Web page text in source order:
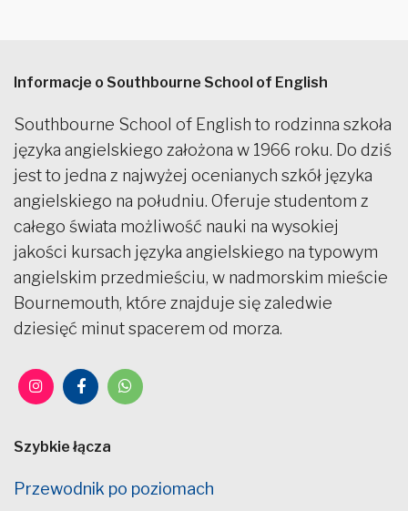
Informacje o Southbourne School of English
Southbourne School of English to rodzinna szkoła
języka angielskiego założona w 1966 roku. Do dziś
jest to jedna z najwyżej ocenianych szkół języka
angielskiego na południu. Oferuje studentom z
całego świata możliwość nauki na wysokiej
jakości kursach języka angielskiego na typowym
angielskim przedmieściu, w nadmorskim mieście
Bournemouth, które znajduje się zaledwie
dziesięć minut spacerem od morza.
Szybkie łącza
Przewodnik po poziomach